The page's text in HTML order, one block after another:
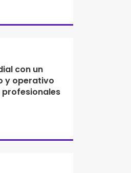
con un
y operativo
profesionales